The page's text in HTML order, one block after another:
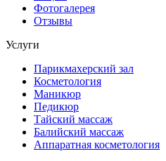
Фотогалерея
Отзывы
Услуги
Парикмахерский зал
Косметология
Маникюр
Педикюр
Тайский массаж
Балийский массаж
Аппаратная косметология